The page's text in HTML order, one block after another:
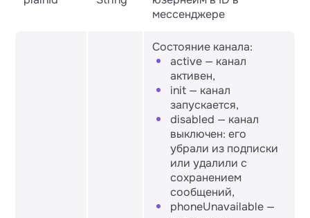
мессенджере
Состояние канала:
active — канал
активен,
init — канал
запускается,
disabled — канал
выключен: его
убрали из подписки
или удалили с
сохранением
сообщений,
phoneUnavailable —